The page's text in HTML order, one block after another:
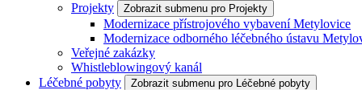
Projekty
Zobrazit submenu pro Projekty
Modernizace přístrojového vybavení Metylovice
Modernizace odborného léčebného ústavu
Veřejné zakázky
Whistleblowingový kanál
Léčebné pobyty
Zobrazit submenu pro Léčebné pobyty